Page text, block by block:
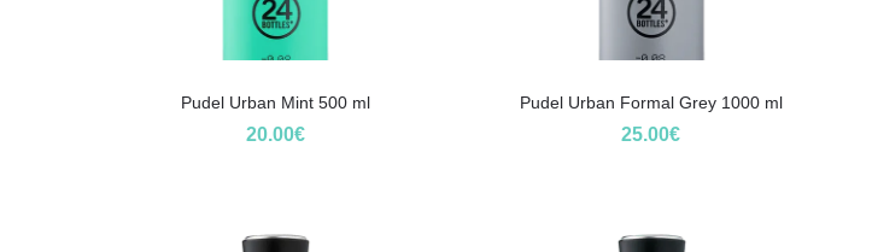
Pudel Urban Mint 500 ml
20.00€
Pudel Urban Formal Grey 1000 ml
25.00€